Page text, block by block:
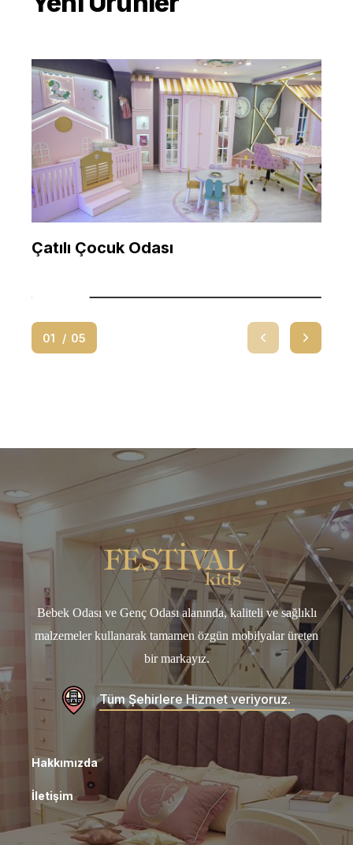
Çatılı Çocuk Odası
01
Bebek Odası ve Genç Odası alanında, kaliteli ve sağlıklı
malzemeler kullanarak tamamen özgün mobilyalar üreten
bir markayız.
Tüm Şehirlere Hizmet veriyoruz.
Hakkımızda
İletişim